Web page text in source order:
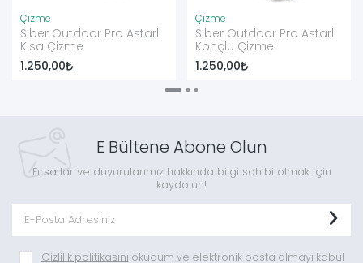
Çizme
Siber Outdoor Pro Astarlı
Kısa Çizme
1.250,00
Çizme
Siber Outdoor Pro Astarlı
Konçlu Çizme
1.250,00
E Bültene Abone Olun
Fırsatlar ve duyurularımız hakkında bilgi sahibi olmak için
kaydolun!
Gizlilik politikasını okudum ve elektronik posta almayı kabul